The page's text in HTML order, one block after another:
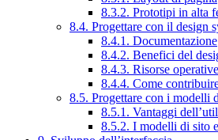
8.3.2. Prototipi in alta
8.4. Progettare con il design
8.4.1. Documentazione
8.4.2. Benefici del
8.4.3. Risorse operative
8.4.4. Come
8.5. Progettare con i modelli
8.5.1. Vantaggi
8.5.2. I modelli di sito